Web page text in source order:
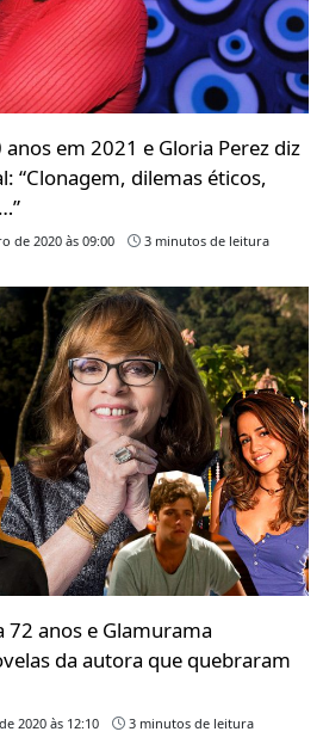
anos em 2021 e Gloria Perez diz
“Clonagem, dilemas éticos,
de 2020 às 09:00 3 minutos de leitura
72 anos e Glamurama
da autora que quebraram
2020 às 12:10 3 minutos de leitura